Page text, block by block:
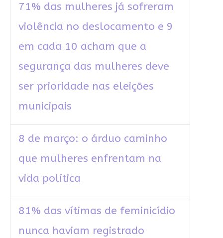
71% das mulheres já sofreram
violência no deslocamento e 9
em cada 10 acham que a
segurança das mulheres deve
ser prioridade nas eleições
municipais
8 de março: o árduo caminho
que mulheres enfrentam na
vida política
81% das vítimas de feminicídio
nunca haviam registrado